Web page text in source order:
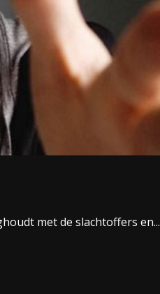
met de slachtoffers en...